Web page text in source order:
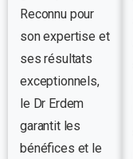
Reconnu pour
son expertise et
ses résultats
exceptionnels,
le Dr Erdem
garantit les
bénéfices et le